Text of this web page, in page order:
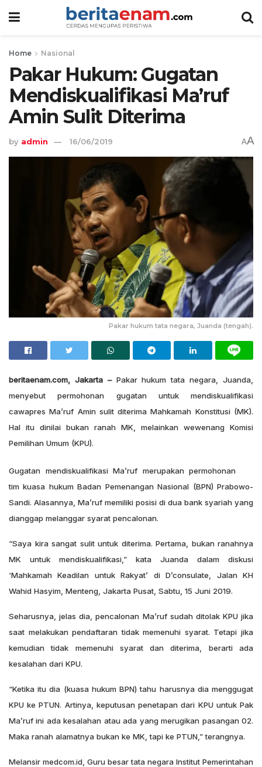
Home Nasional
Pakar Hukum: Gugatan
Mendiskualifikasi Ma’ruf
Amin Sulit Diterima
by admin 16/06/2019 AA
Pakar hukum tata negara, Juanda (tengah).
beritaenam.com, Jakarta –Pakar hukum tata negara, Juanda,
menyebut permohonan gugatan untuk mendiskualifikasi
cawapres Ma’ruf Amin sulit diterima Mahkamah Konstitusi (MK).
Hal itu dinilai bukan ranah MK, melainkan wewenang Komisi
Pemilihan Umum (KPU).
Gugatan mendiskualifikasi Ma’ruf merupakan permohonan
tim kuasa hukum Badan Pemenangan Nasional (BPN) Prabowo-
Sandi. Alasannya, Ma’ruf memiliki posisi di dua bank syariah yang
dianggap melanggar syarat pencalonan.
“Saya kira sangat sulit untuk diterima. Pertama, bukan ranahnya
MK untuk mendiskualifikasi,” kata Juanda dalam diskusi
‘Mahkamah Keadilan untuk Rakyat’ di D’consulate, Jalan KH
Wahid Hasyim, Menteng, Jakarta Pusat, Sabtu, 15 Juni 2019.
Seharusnya, jelas dia, pencalonan Ma’ruf sudah ditolak KPU jika
saat melakukan pendaftaran tidak memenuhi syarat. Tetapi jika
kemudian tidak memenuhi syarat dan diterima, berarti ada
kesalahan dari KPU.
“Ketika itu dia (kuasa hukum BPN) tahu harusnya dia menggugat
KPU ke PTUN. Artinya, keputusan penetapan dari KPU untuk Pak
Ma’ruf ini ada kesalahan atau ada yang merugikan pasangan 02.
Maka ranah alamatnya bukan ke MK, tapi ke PTUN,” terangnya.
Melansir medcom.id, Guru besar tata negara Institut Pemerintahan